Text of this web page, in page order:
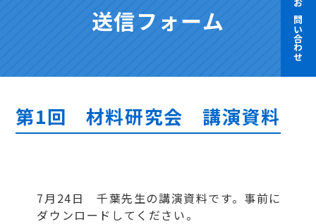
お問い合わせ
送信フォーム
第1回 材料研究会 講演資料
7月24日 千葉先生の講演資料です。事前に
ダウンロードしてください。